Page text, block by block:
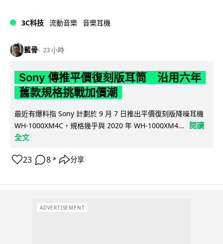
3C科技 流動音樂 音樂耳機
藍骨 23 小時
Sony 傳推平價復刻版耳筒 沿用六年
舊款規格挑戰加價潮
最近有爆料指 Sony 計劃於 9 月 7 日推出平價復刻版降噪耳機
WH-1000XM4C，規格幾乎與 2020 年 WH-1000XM4...
閱讀
全文
23 8 ↗ 分享
ADVERTISEMENT